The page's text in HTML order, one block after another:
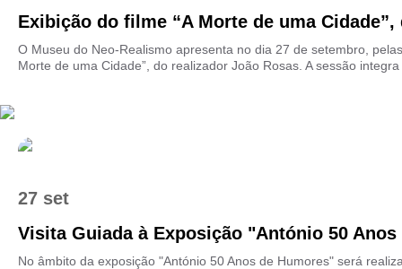
Exibição do filme “A Morte de uma Cidade”,
O Museu do Neo-Realismo apresenta no dia 27 de setembro,
Morte de uma Cidade”, do realizador João Rosas. A sessão
27 set
Visita Guiada à Exposição "António 50 Anos
No âmbito da exposição "António 50 Anos de Humores" será